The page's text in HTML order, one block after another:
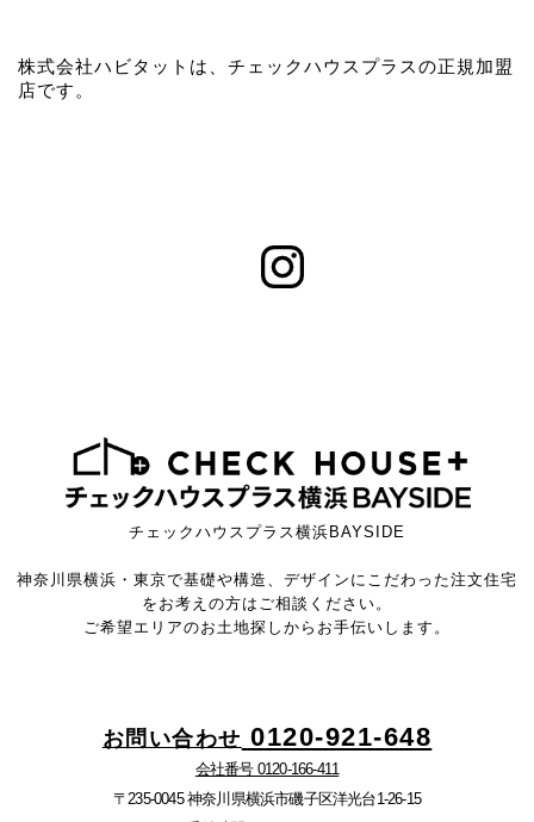
株式会社ハビタットは、チェックハウスプラスの正規加盟
店です。
チェックハウスプラス横浜BAYSIDE
神奈川県横浜・東京で基礎や構造、デザインにこだわった注文住宅
をお考えの方はご相談ください。
ご希望エリアのお土地探しからお手伝いします。
お問い合わせ 0120-921-648
会社番号 0120-166-411
〒235-0045 神奈川県横浜市磯子区洋光台1-26-15